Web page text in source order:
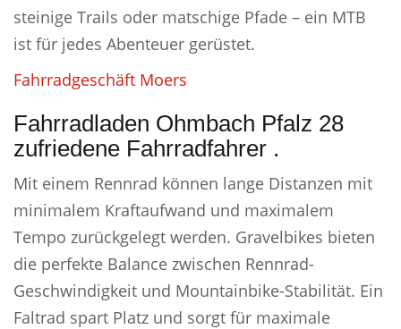
steinige Trails oder matschige Pfade – ein MTB
ist für jedes Abenteuer gerüstet.
Fahrradgeschäft Moers
Fahrradladen Ohmbach Pfalz 28
zufriedene Fahrradfahrer .
Mit einem Rennrad können lange Distanzen mit
minimalem Kraftaufwand und maximalem
Tempo zurückgelegt werden. Gravelbikes bieten
die perfekte Balance zwischen Rennrad-
Geschwindigkeit und Mountainbike-Stabilität. Ein
Faltrad spart Platz und sorgt für maximale